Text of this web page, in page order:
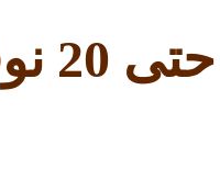
حتى 20